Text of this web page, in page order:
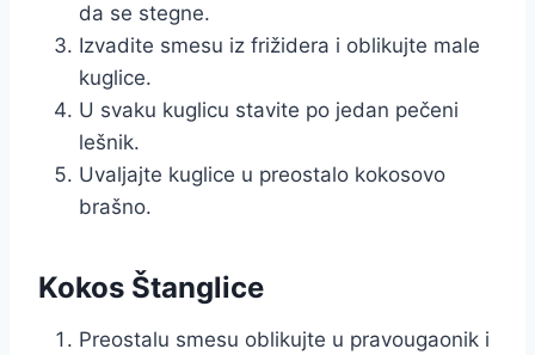
da se stegne.
Izvadite smesu iz frižidera i oblikujte male
kuglice.
U svaku kuglicu stavite po jedan pečeni
lešnik.
Uvaljajte kuglice u preostalo kokosovo
brašno.
Kokos Štanglice
Preostalu smesu oblikujte u pravougaonik i